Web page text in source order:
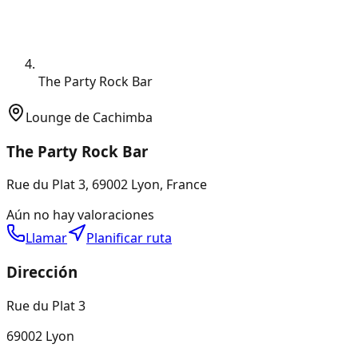
The Party Rock Bar
Lounge de Cachimba
The Party Rock Bar
Rue du Plat 3, 69002 Lyon, France
Aún no hay valoraciones
Llamar
Planificar ruta
Dirección
Rue du Plat 3
69002 Lyon